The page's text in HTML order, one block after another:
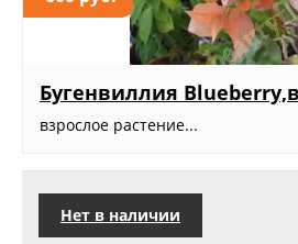
Бугенвиллия
взрослое растение...
Нет в наличии